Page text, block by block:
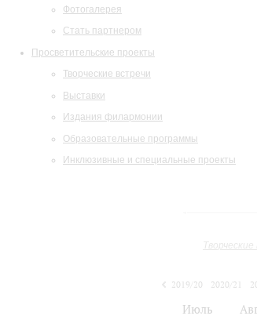
Фотогалерея
Стать партнером
Просветительские проекты
Творческие встречи
Выставки
Издания филармонии
Образовательные программы
Инклюзивные и специальные проекты
2019/20 2020/21
Июль